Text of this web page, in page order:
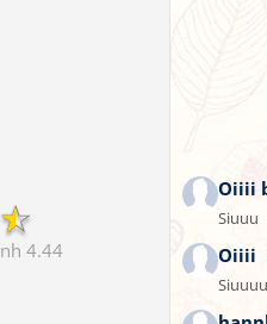
Oiiii
Siuuu
Oiiii
☆
4.44